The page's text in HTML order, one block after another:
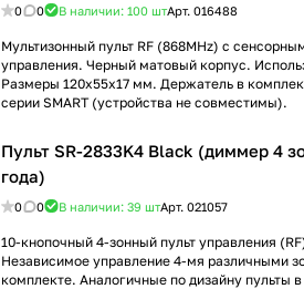
0 0 В наличии: 100 штАрт. 016488
Мультизонный пульт RF (868MHz) с
управления. Черный матовый корпус.
Размеры 120х55х17 мм. Держатель в
серии SMART (устройства не совместимы).
Пульт SR-2833K4 Black (диммер 4
года)
0 0 В наличии: 39 штАрт. 021057
10-кнопочный 4-зонный пульт управления
Независимое управление 4-мя различными
комплекте. Аналогичные по дизайну пульты